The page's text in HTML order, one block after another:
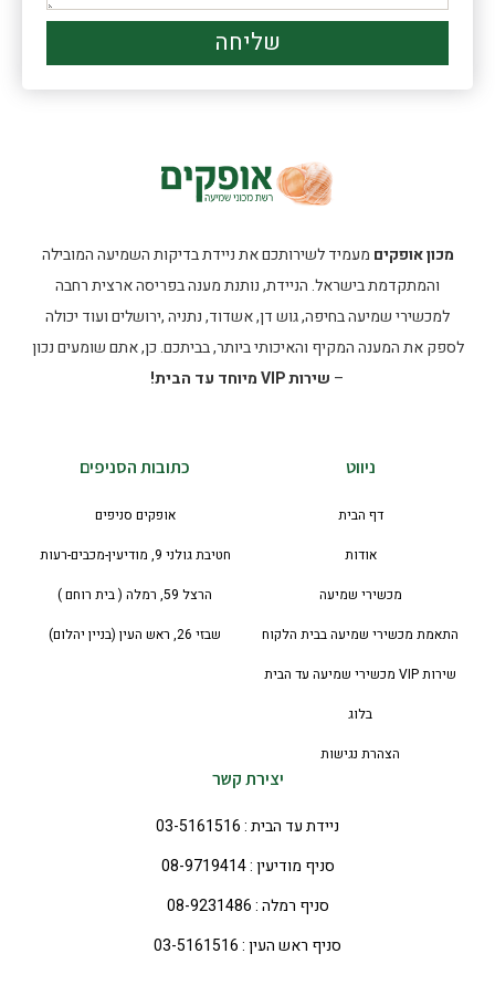
שליחה
מכון אופקים מעמיד לשירותכם את ניידת בדיקות השמיעה המובילה
והמתקדמת בישראל. הניידת, נותנת מענה בפריסה ארצית רחבה
למכשירי שמיעה בחיפה, גוש דן, אשדוד, נתניה ,ירושלים ועוד יכולה
לספק את המענה המקיף והאיכותי ביותר, בביתכם. כן, אתם שומעים נכון
– שירות VIP מיוחד עד הבית!
ניווט
דף הבית
אודות
מכשירי שמיעה
התאמת מכשירי שמיעה בבית הלקוח
שירות VIP מכשירי שמיעה עד הבית
בלוג
הצהרת נגישות
כתובות הסניפים
אופקים סניפים
חטיבת גולני 9, מודיעין-מכבים-רעות
הרצל 59, רמלה ( בית רוחם )
שבזי 26, ראש העין (בניין יהלום)
יצירת קשר
ניידת עד הבית : 03-5161516
סניף מודיעין : 08-9719414
סניף רמלה : 08-9231486
סניף ראש העין : 03-5161516